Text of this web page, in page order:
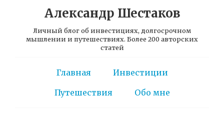
Александр Шестаков
Личный блог об инвестициях, долгосрочном
мышлении и путешествиях. Более 200 авторских
статей
Главная
Инвестиции
Путешествия
Обо мне